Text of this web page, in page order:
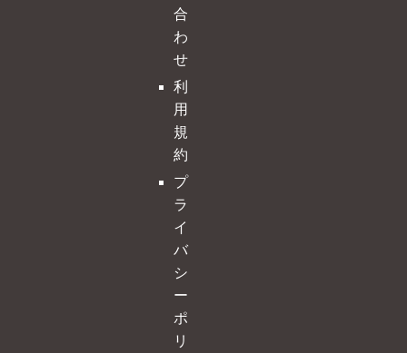
合
わ
せ
利
用
規
約
プ
ラ
イ
バ
シ
ー
ポ
リ